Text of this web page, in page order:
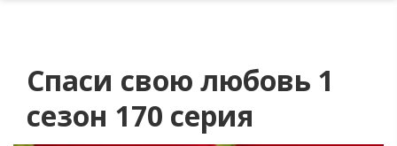
Спаси свою любовь 1
сезон 170 серия